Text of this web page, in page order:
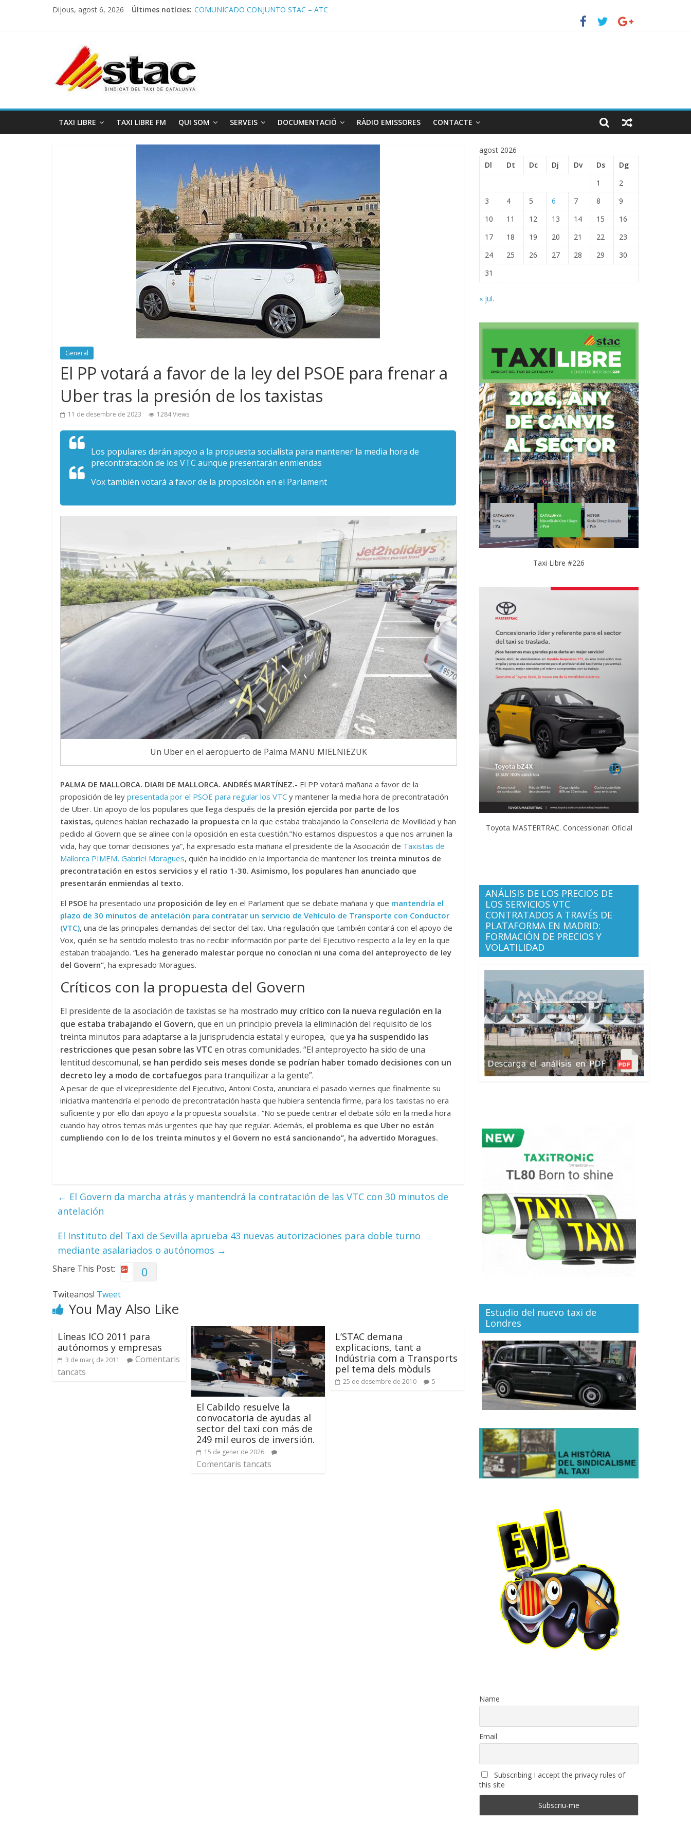
Dijous, agost 6, 2026 Últimes notícies: COMUNICADO CONJUNTO STAC – ATC
TAXI LIBRE TAXI LIBRE FM QUI SOM SERVEIS DOCUMENTACIÓ RÀDIO EMISSORES CONTACTE
General
El PP votará a favor de la ley del PSOE para frenar a
Uber tras la presión de los taxistas
11 de desembre de 2023 1284 Views
Los populares darán apoyo a la propuesta socialista para mantener la media hora de
precontratación de los VTC aunque presentarán enmiendas
Vox también votará a favor de la proposición en el Parlament
Un Uber en el aeropuerto de Palma MANU MIELNIEZUK
PALMA DE MALLORCA. DIARI DE MALLORCA. ANDRÉS MARTÍNEZ.- El PP votará mañana a favor de la
proposición de ley presentada por el PSOE para regular los VTC y mantener la media hora de precontratación
de Uber. Un apoyo de los populares que llega después de la presión ejercida por parte de los
taxistas, quienes habían rechazado la propuesta en la que estaba trabajando la Conselleria de Movilidad y han
pedido al Govern que se alinee con la oposición en esta cuestión.”No estamos dispuestos a que nos arruinen la
vida, hay que tomar decisiones ya”, ha expresado esta mañana el presidente de la Asociación de Taxistas de
Mallorca PIMEM, Gabriel Moragues, quién ha incidido en la importancia de mantener los treinta minutos de
precontratación en estos servicios y el ratio 1-30. Asimismo, los populares han anunciado que
presentarán enmiendas al texto.
El PSOE ha presentado una proposición de ley en el Parlament que se debate mañana y que mantendría el
plazo de 30 minutos de antelación para contratar un servicio de Vehículo de Transporte con Conductor
(VTC), una de las principales demandas del sector del taxi. Una regulación que también contará con el apoyo de
Vox, quién se ha sentido molesto tras no recibir información por parte del Ejecutivo respecto a la ley en la que
estaban trabajando. “Les ha generado malestar porque no conocían ni una coma del anteproyecto de ley
del Govern”, ha expresado Moragues.
Críticos con la propuesta del Govern
El presidente de la asociación de taxistas se ha mostrado muy crítico con la nueva regulación en la
que estaba trabajando el Govern,que en un principio preveía la eliminación del requisito de los
treinta minutos para adaptarse a la jurisprudencia estatal y europea, queya ha suspendido las
restricciones que pesan sobre las VTCen otras comunidades. “El anteproyecto ha sido de una
lentitud descomunal, se han perdido seis meses donde se podrían haber tomado decisiones con un
decreto ley a modo de cortafuegos para tranquilizar a la gente”.
A pesar de que el vicepresidente del Ejecutivo, Antoni Costa, anunciara el pasado viernes que finalmente su
iniciativa mantendría el periodo de precontratación hasta que hubiera sentencia firme, para los taxistas no era
suficiente y por ello dan apoyo a la propuesta socialista . “No se puede centrar el debate sólo en la media hora
cuando hay otros temas más urgentes que hay que regular. Además, el problema es que Uber no están
cumpliendo con lo de los treinta minutos y el Govern no está sancionando”, ha advertido Moragues.
← El Govern da marcha atrás y mantendrá la contratación de las VTC con 30 minutos de
antelación
El Instituto del Taxi de Sevilla aprueba 43 nuevas autorizaciones para doble turno
mediante asalariados o autónomos →
Share This Post: 0
Twiteanos! Tweet
You May Also Like
Líneas ICO 2011 para
autónomos y empresas
3 de març de 2011
Comentaris
tancats
El Cabildo resuelve la
convocatoria de ayudas al
sector del taxi con más de
249 mil euros de inversión.
15 de gener de 2026
Comentaris tancats
L’STAC demana
explicacions, tant a
Indústria com a Transports
pel tema dels mòduls
25 de desembre de 2010 5
agost 2026
Dl
Dt Dc Dj Dv Ds
Dg
1
2
3
4 5 6 7 8
9
10
11 12 13 14 15
16
17
18 19 20 21 22
23
24
25 26 27 28 29
30
31
« jul.
Taxi Libre #226
Toyota MASTERTRAC. Concessionari Oficial
ANÁLISIS DE LOS PRECIOS DE
LOS SERVICIOS VTC
CONTRATADOS A TRAVÉS DE
PLATAFORMA EN MADRID:
FORMACIÓN DE PRECIOS Y
VOLATILIDAD
Estudio del nuevo taxi de
Londres
Name
Email
Subscribing I accept the privacy rules of
this site